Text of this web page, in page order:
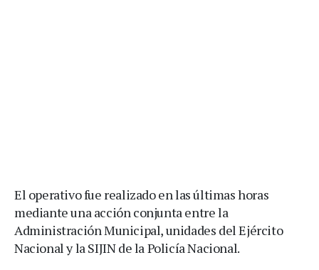
El operativo fue realizado en las últimas horas
mediante una acción conjunta entre la
Administración Municipal, unidades del Ejército
Nacional y la SIJIN de la Policía Nacional.